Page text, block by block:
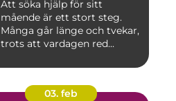
Att söka hjälp för sitt
mående är ett stort steg.
Många går länge och tvekar,
trots att vardagen red...
03. feb